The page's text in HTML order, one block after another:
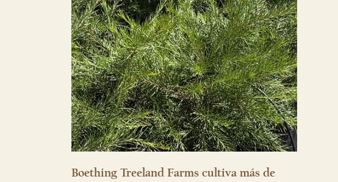
Boething Treeland Farms cultiva más de